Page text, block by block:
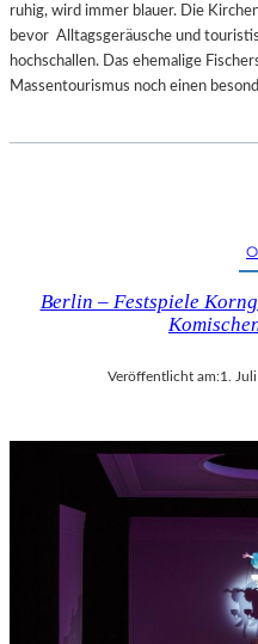
ruhig, wird immer blauer. Die
bevor Alltagsgeräusche und
hochschallen. Das ehemalige
Massentourismus noch einen
Berlin – Festspiele
Veröffentlicht am:1.